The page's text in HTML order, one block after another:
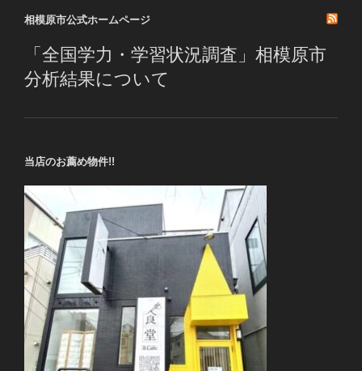
ン
相模原市公式ホームページ
「全国学力・学習状況調査」相模原市
分析結果について
当店のお薦め物件!!